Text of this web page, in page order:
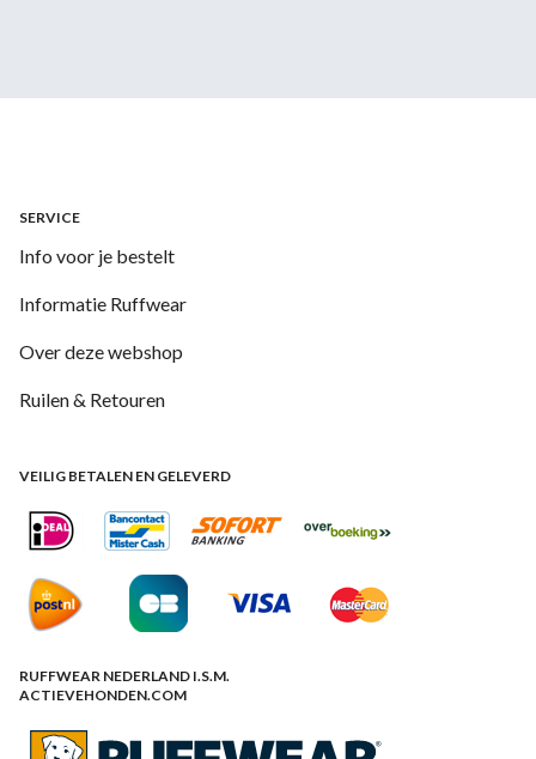
SERVICE
Info voor je bestelt
Informatie Ruffwear
Over deze webshop
Ruilen & Retouren
VEILIG BETALEN EN GELEVERD
RUFFWEAR NEDERLAND I.S.M.
ACTIEVEHONDEN.COM